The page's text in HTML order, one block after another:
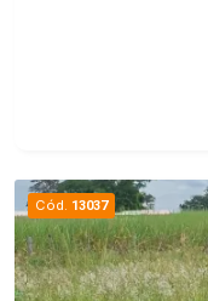
oferecendo
Localizado no
imóvel está em
pronto para
Cód. 13037